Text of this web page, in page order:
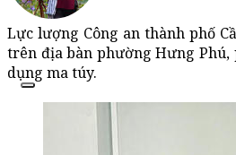
Lực lượng Công an thành phố
trên địa bàn phường Hưng
dụng ma túy.